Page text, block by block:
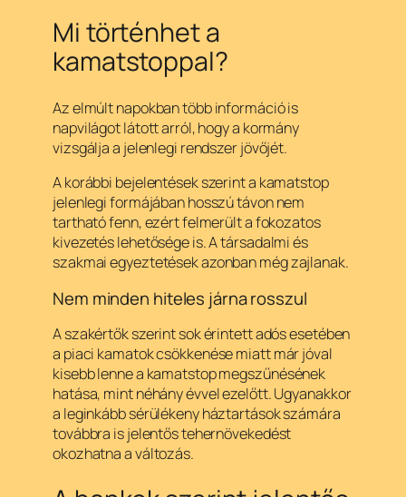
Mi történhet a
kamatstoppal?
Az elmúlt napokban több információ is
napvilágot látott arról, hogy a kormány
vizsgálja a jelenlegi rendszer jövőjét.
A korábbi bejelentések szerint a kamatstop
jelenlegi formájában hosszú távon nem
tartható fenn, ezért felmerült a fokozatos
kivezetés lehetősége is. A társadalmi és
szakmai egyeztetések azonban még zajlanak.
Nem minden hiteles járna rosszul
A szakértők szerint sok érintett adós esetében
a piaci kamatok csökkenése miatt már jóval
kisebb lenne a kamatstop megszűnésének
hatása, mint néhány évvel ezelőtt. Ugyanakkor
a leginkább sérülékeny háztartások számára
továbbra is jelentős tehernövekedést
okozhatna a változás.